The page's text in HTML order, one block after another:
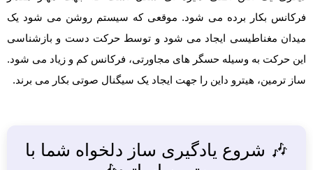
فرکانس بکار برده می شود. موقعی که سیستم روشن می شود یک
میدان مغناطیسی ایجاد می شود و توسط حرکت دست و بازشناسی
این حرکت به وسیله حسگر های مجاورتی، فرکانس کم و زیاد می شود.
ساز ترمین، هیترو داین را جهت ایجاد یک سیگنال صوتی بکار می برند.
🎶 شروع یادگیری ساز دلخواه شما با